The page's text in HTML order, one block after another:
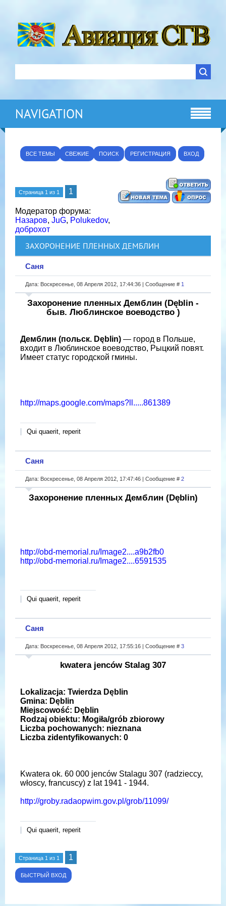
NAVIGATION
ВСЕ ТЕМЫ СВЕЖИЕ ПОИСК РЕГИСТРАЦИЯ ВХОД
Страница 1 из 1 1
Модератор форума:
Назаров, JuG, Polukedov,
доброхот
ЗАХОРОНЕНИЕ ПЛЕННЫХ ДЕМБЛИН
Саня
Дата: Воскресенье, 08 Апреля 2012, 17:44:36 | Сообщение # 1
Захоронение пленных Демблин (Dęblin -
быв. Люблинское воеводство )
Демблин (польск. Dęblin) — город в Польше,
входит в Люблинское воеводство, Рыцкий повят.
Имеет статус городской гмины.
http://maps.google.com/maps?ll.....861389
Qui quaerit, reperit
Саня
Дата: Воскресенье, 08 Апреля 2012, 17:47:46 | Сообщение # 2
Захоронение пленных Демблин (Dęblin)
http://obd-memorial.ru/Image2....a9b2fb0
http://obd-memorial.ru/Image2....6591535
Qui quaerit, reperit
Саня
Дата: Воскресенье, 08 Апреля 2012, 17:55:16 | Сообщение # 3
kwatera jenców Stalag 307
Lokalizacja: Twierdza Dęblin
Gmina: Dęblin
Miejscowość: Dęblin
Rodzaj obiektu: Mogiła/grób zbiorowy
Liczba pochowanych: nieznana
Liczba zidentyfikowanych: 0
Kwatera ok. 60 000 jenców Stalagu 307 (radzieccy,
włoscy, francuscy) z lat 1941 - 1944.
http://groby.radaopwim.gov.pl/grob/11099/
Qui quaerit, reperit
Страница 1 из 1 1